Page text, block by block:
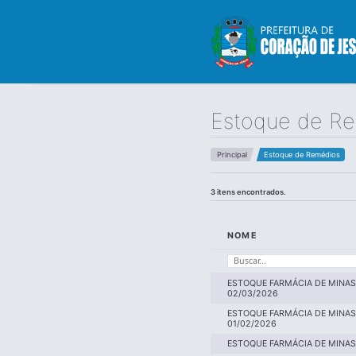
Estoque de
Principal Estoque de Remédios
3 itens encontrados.
NOME
ESTOQUE FARMÁCIA DE
02/03/2026
ESTOQUE FARMÁCIA DE
01/02/2026
ESTOQUE FARMÁCIA DE